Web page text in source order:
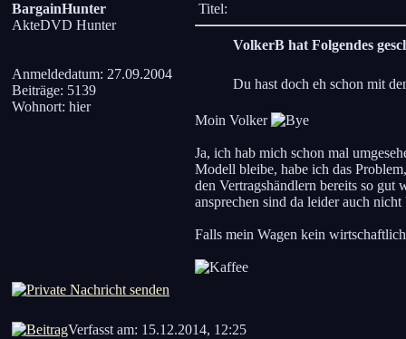
BargainHunter
AkteDVD Hunter
Anmeldedatum: 27.09.2004
Beiträge: 5139
Wohnort: hier
Titel:
VolkerB hat Folgendes
Du hast doch eh schon mit
Moin Volker
Ja, ich hab mich schon mal
Modell bleibe, habe ich das
den Vertragshändlern bereits so
ansprechen sind da leider auch
Falls mein Wagen kein
Verfasst am: 15.12.2014, 12:25